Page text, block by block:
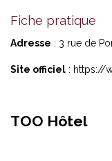
Fiche pratique
Adresse : 3 rue de
Site officiel : https://
TOO Hôtel